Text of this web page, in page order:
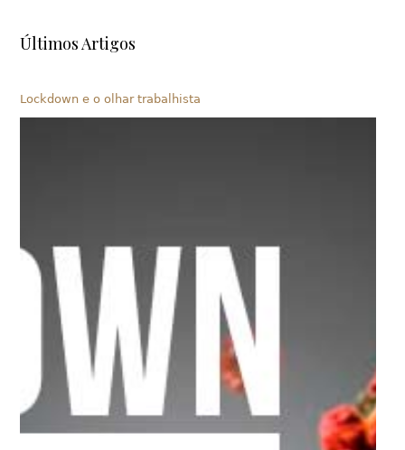
Últimos Artigos
Lockdown e o olhar trabalhista